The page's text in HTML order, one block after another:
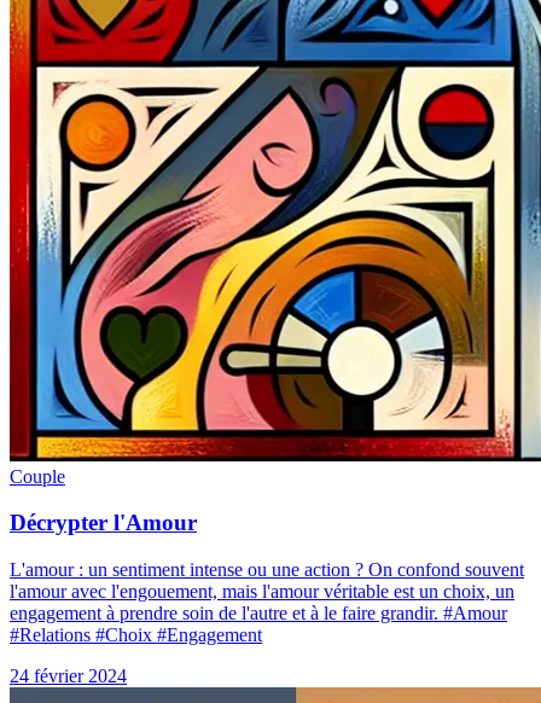
Couple
Décrypter l'Amour
L'amour : un sentiment intense ou une action ? On confond souvent
l'amour avec l'engouement, mais l'amour véritable est un choix, un
engagement à prendre soin de l'autre et à le faire grandir. #Amour
#Relations #Choix #Engagement
24 février 2024